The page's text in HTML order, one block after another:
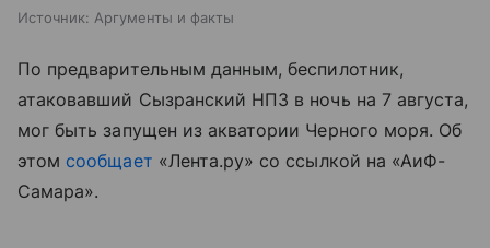
Источник: Аргументы и факты
По предварительным данным, беспилотник,
атаковавший Сызранский НПЗ в ночь на 7 августа,
мог быть запущен из акватории Черного моря. Об
этомсообщает «Лента.ру» со ссылкой на «АиФ-
Самара».